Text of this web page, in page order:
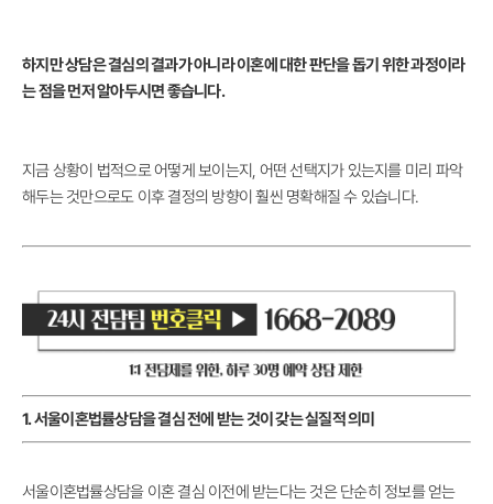
하지만 상담은 결심의 결과가 아니라 이혼에 대한 판단을 돕기 위한 과정이라
는 점을 먼저 알아두시면 좋습니다.
지금 상황이 법적으로 어떻게 보이는지, 어떤 선택지가 있는지를 미리 파악
해두는 것만으로도 이후 결정의 방향이 훨씬 명확해질 수 있습니다.
1. 서울이혼법률상담을 결심 전에 받는 것이 갖는 실질적 의미
서울이혼법률상담을 이혼 결심 이전에 받는다는 것은 단순히 정보를 얻는